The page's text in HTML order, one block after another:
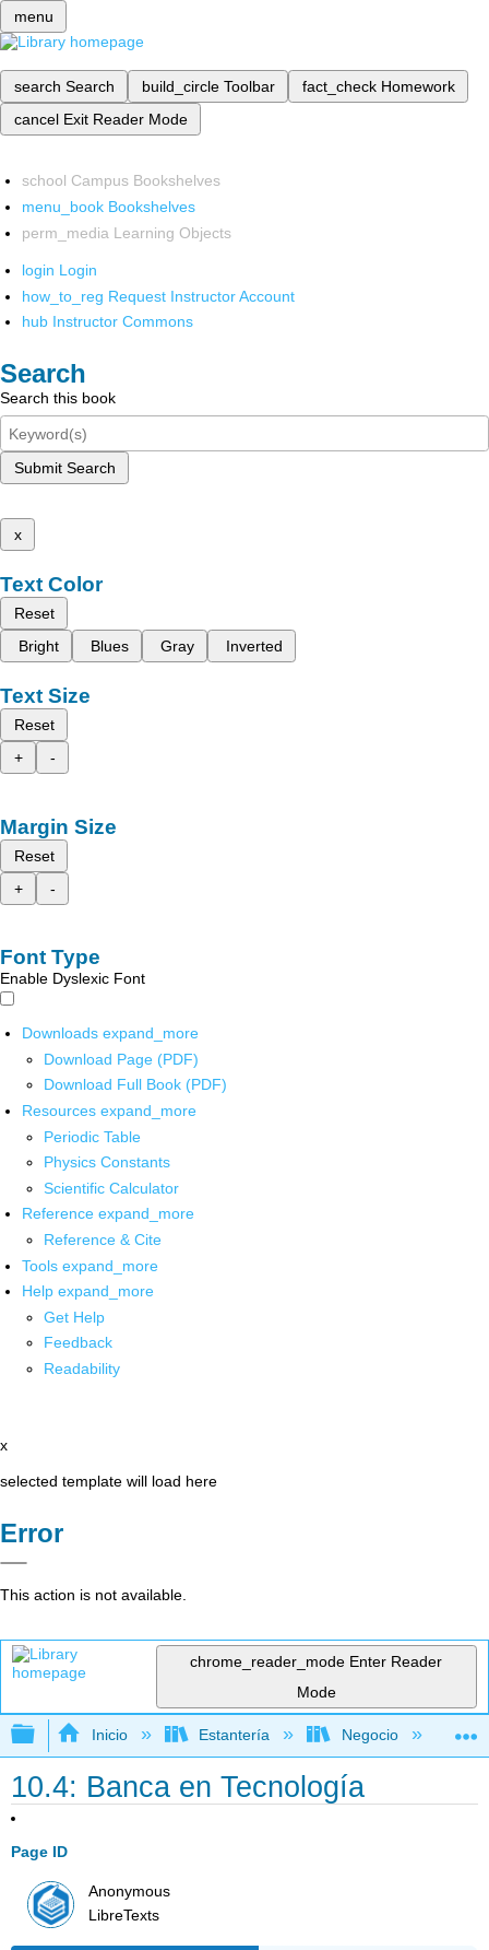
menu
search Search build_circle Toolbar fact_check Homework
cancel Exit Reader Mode
school Campus Bookshelves
menu_book Bookshelves
perm_media Learning Objects
login Login
how_to_reg Request Instructor Account
hub Instructor Commons
Search
Search this book
Submit Search
x
Text Color
Reset
Bright
Blues Gray Inverted
Text Size
Reset
+
-
Margin Size
Reset
+
-
Font Type
Enable Dyslexic Font
Downloads expand_more
Download Page (PDF)
Download Full Book (PDF)
Resources expand_more
Periodic Table
Physics Constants
Scientific Calculator
Reference expand_more
Reference & Cite
Tools expand_more
Help expand_more
Get Help
Feedback
Readability
x
selected template will load here
Error
This action is not available.
chrome_reader_mode Enter Reader
Mode
Expandir/contraer jerarquía global
Inicio Estantería Negocio
10.4: Banca en Tecnología
Page ID
Anonymous
LibreTexts